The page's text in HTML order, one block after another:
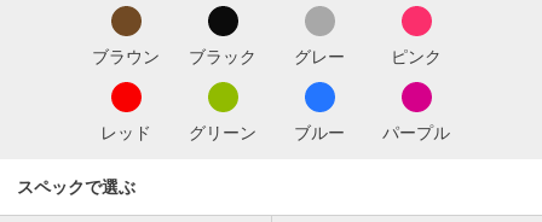
ブラウン ブラック グレー ピンク
レッド グリーン ブルー パープル
スペックで選ぶ